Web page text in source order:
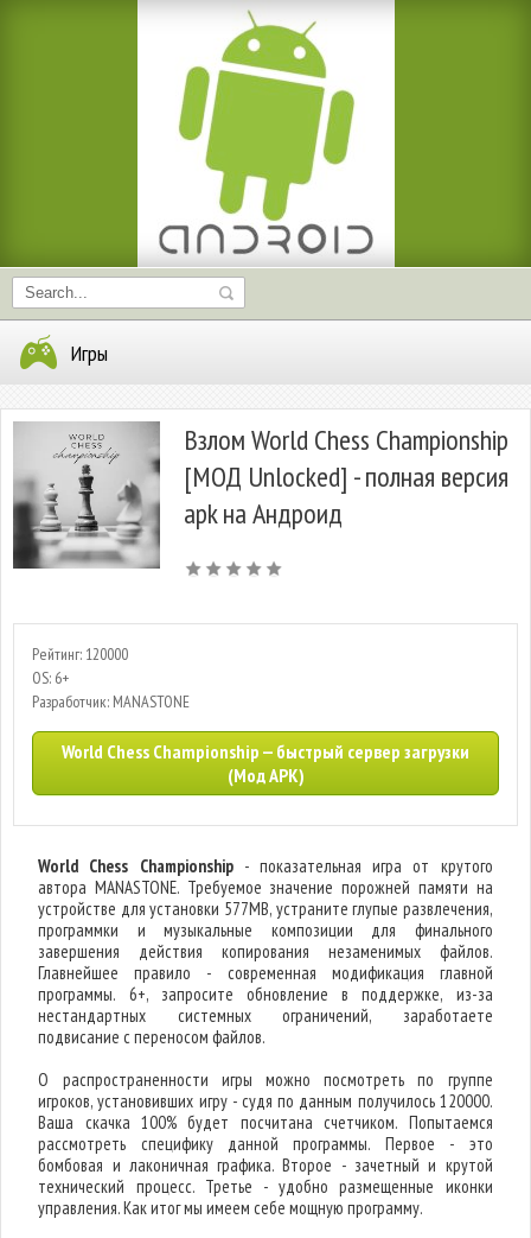
Игры
Взлом World Chess Championship
[МОД Unlocked] - полная версия
apk на Андроид
Рейтинг: 120000
OS: 6+
Разработчик: MANASTONE
World Chess Championship — быстрый сервер загрузки
(Мод APK)
World Chess Championship- показательная игра от крутого
автора MANASTONE. Требуемое значение порожней памяти на
устройстве для установки 577MB, устраните глупые развлечения,
программки и музыкальные композиции для финального
завершения действия копирования незаменимых файлов.
Главнейшее правило - современная модификация главной
программы. 6+, запросите обновление в поддержке, из-за
нестандартных системных ограничений, заработаете
подвисание с переносом файлов.
О распространенности игры можно посмотреть по группе
игроков, установивших игру - судя по данным получилось 120000.
Ваша скачка 100% будет посчитана счетчиком. Попытаемся
рассмотреть специфику данной программы. Первое - это
бомбовая и лаконичная графика. Второе - зачетный и крутой
технический процесс. Третье - удобно размещенные иконки
управления. Как итог мы имеем себе мощную программу.